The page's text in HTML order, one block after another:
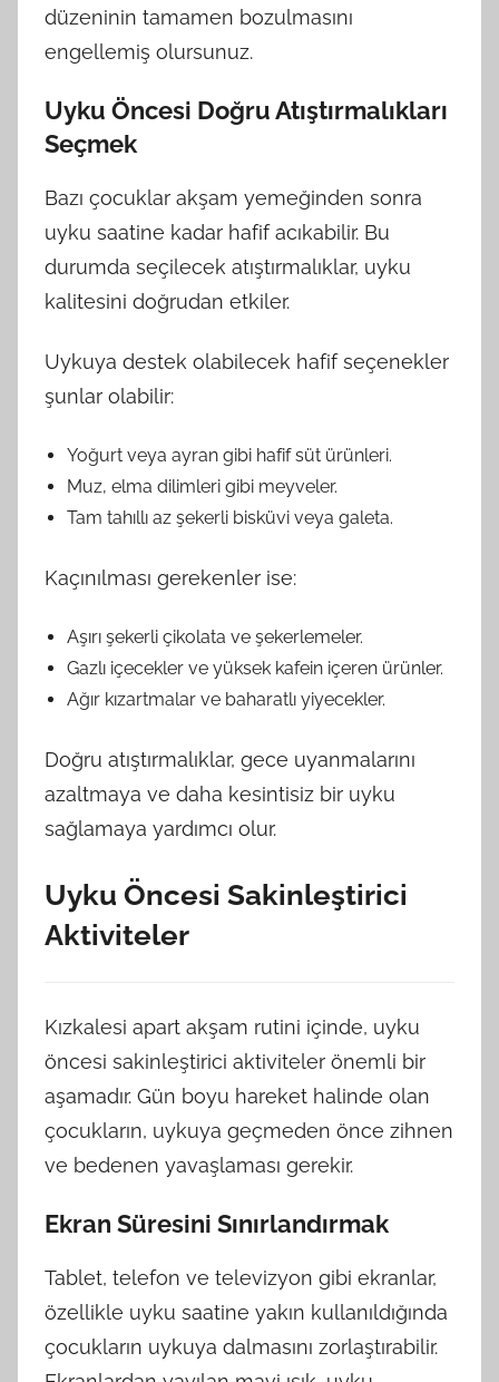
düzeninin tamamen bozulmasını
engellemiş olursunuz.
Uyku Öncesi Doğru Atıştırmalıkları
Seçmek
Bazı çocuklar akşam yemeğinden sonra
uyku saatine kadar hafif acıkabilir. Bu
durumda seçilecek atıştırmalıklar, uyku
kalitesini doğrudan etkiler.
Uykuya destek olabilecek hafif seçenekler
şunlar olabilir:
Yoğurt veya ayran gibi hafif süt ürünleri.
Muz, elma dilimleri gibi meyveler.
Tam tahıllı az şekerli bisküvi veya galeta.
Kaçınılması gerekenler ise:
Aşırı şekerli çikolata ve şekerlemeler.
Gazlı içecekler ve yüksek kafein içeren ürünler.
Ağır kızartmalar ve baharatlı yiyecekler.
Doğru atıştırmalıklar, gece uyanmalarını
azaltmaya ve daha kesintisiz bir uyku
sağlamaya yardımcı olur.
Uyku Öncesi Sakinleştirici
Aktiviteler
Kızkalesi apart akşam rutini içinde, uyku
öncesi sakinleştirici aktiviteler önemli bir
aşamadır. Gün boyu hareket halinde olan
çocukların, uykuya geçmeden önce zihnen
ve bedenen yavaşlaması gerekir.
Ekran Süresini Sınırlandırmak
Tablet, telefon ve televizyon gibi ekranlar,
özellikle uyku saatine yakın kullanıldığında
çocukların uykuya dalmasını zorlaştırabilir.